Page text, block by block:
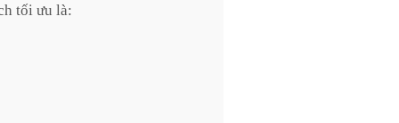
tối ưu là: